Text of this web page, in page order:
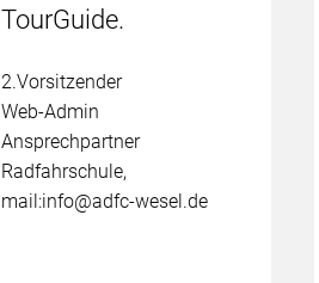
TourGuide.
2.Vorsitzender
Web-Admin
Ansprechpartner
Radfahrschule,
mail:info@adfc-wesel.de